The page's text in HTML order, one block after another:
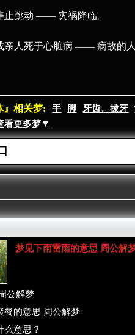
止跳动 —— 灾祸降临。
亲人死于心脏病 —— 病故的人
』相关梦: 手 脚 牙齿、拔牙
看更多梦▼
梦见下雨雷雨的意思 周公解
公解梦
餐的意思 周公解梦
么意思？